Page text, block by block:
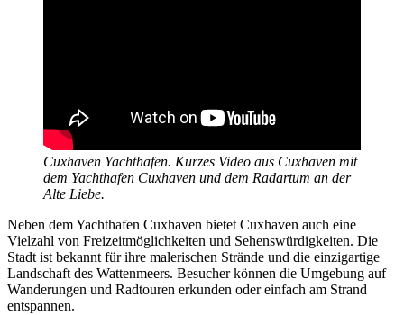
Cuxhaven Yachthafen. Kurzes Video aus Cuxhaven mit
dem Yachthafen Cuxhaven und dem Radartum an der
Alte Liebe.
Neben dem Yachthafen Cuxhaven bietet Cuxhaven auch eine
Vielzahl von Freizeitmöglichkeiten und Sehenswürdigkeiten. Die
Stadt ist bekannt für ihre malerischen Strände und die einzigartige
Landschaft des Wattenmeers. Besucher können die Umgebung auf
Wanderungen und Radtouren erkunden oder einfach am Strand
entspannen.